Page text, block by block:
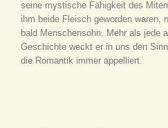
seine mystische Fähigkeit des
ihm beide Fleisch geworden waren,
bald Menschensohn. Mehr als jede
Geschichte weckt er in uns den
die Romantik immer appelliert.